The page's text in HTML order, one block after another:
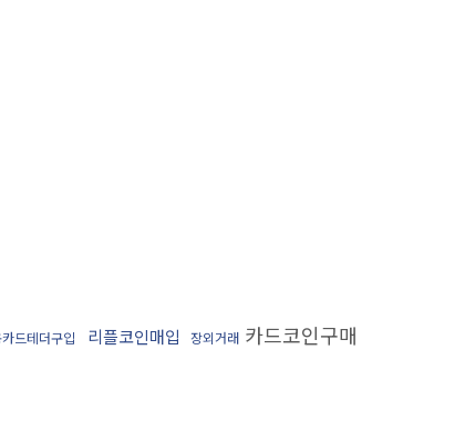
드테더구입 리플코인매입 장외거래 카드코인구매